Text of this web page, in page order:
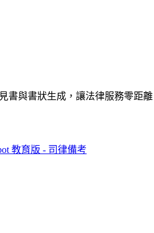
書與書狀生成，讓法律服務零距離
教育版 - 司律備考